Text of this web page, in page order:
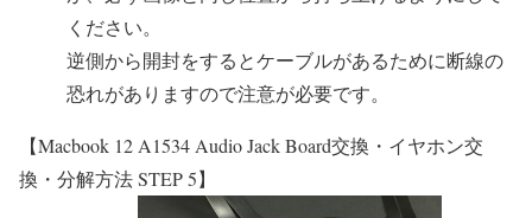
ください。
逆側から開封をするとケーブルがあるために断線の
恐れがありますので注意が必要です。
【Macbook 12 A1534 Audio Jack Board交換・イヤホン交
換・分解方法 STEP 5】